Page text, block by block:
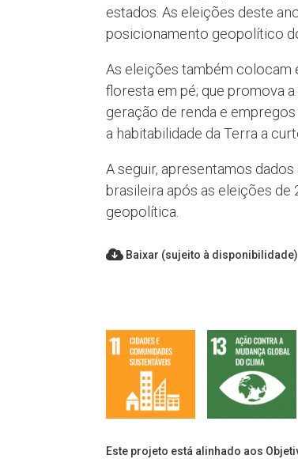
estados. As eleições deste
posicionamento geopolítico
As eleições também colocam
floresta em pé; que promova
geração de renda e
a habitabilidade da Terra a
A seguir, apresentamos
brasileira após as eleições de
geopolítica.
Baixar (sujeito à disponibilidade)
Este projeto está alinhado aos